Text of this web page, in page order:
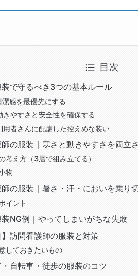
目次
で守るべき3つの基本ルール
潔感を最優先にする
きやすさと安全性を確保する
用者さんに配慮した控えめな装い
師の服装｜寒さと動きやすさを両立
考え方（3層で組み立てる）
物
師の服装｜暑さ・汗・においを乗り
イント
NG例｜やってしまいがちな失敗
】訪問看護師の服装と対策
しておきたいもの
自転車・徒歩の服装のコツ